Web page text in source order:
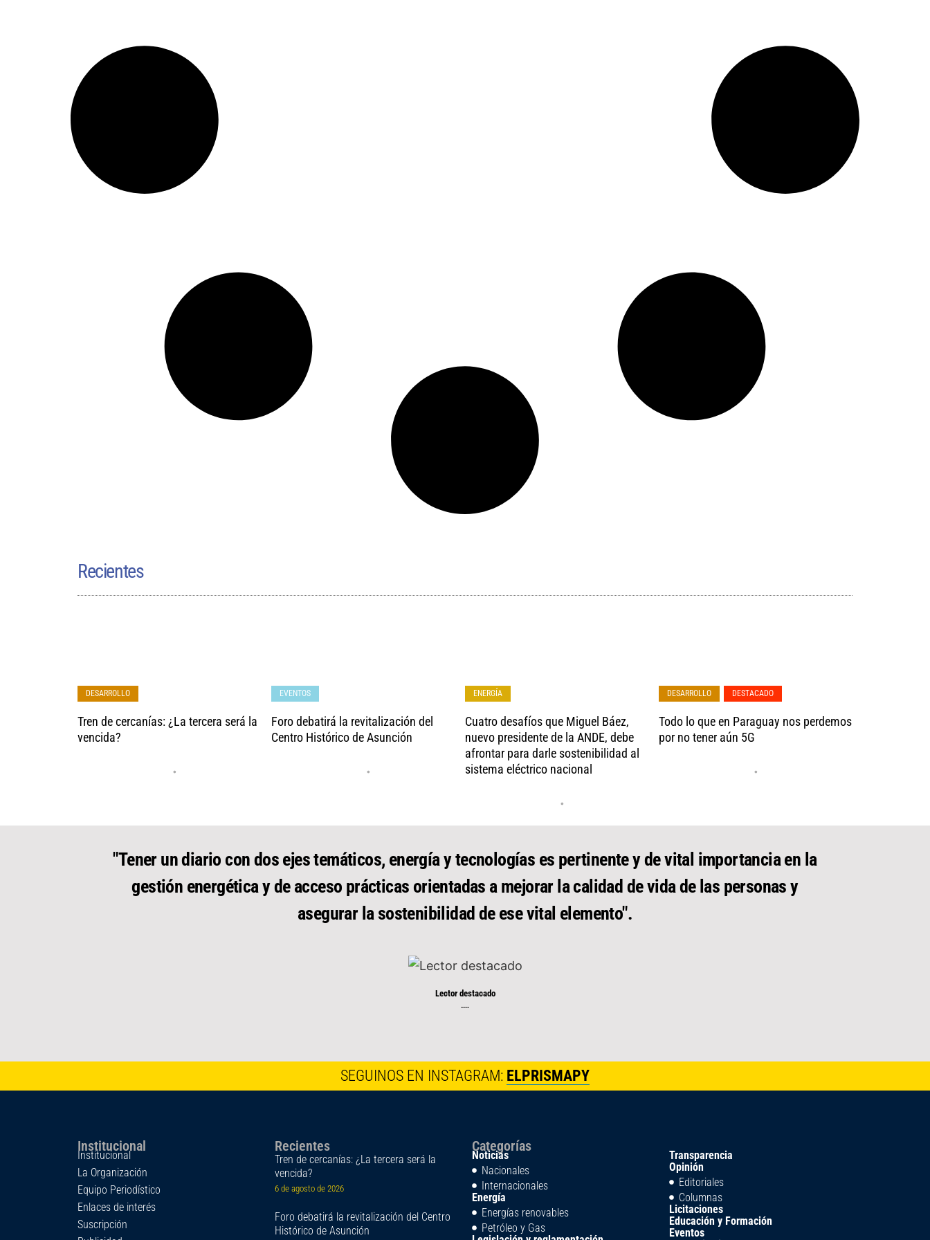
Recientes
Tren de cercanías: ¿La tercera será la
vencida?
•
DESARROLLO
Foro debatirá la revitalización del
Centro Histórico de Asunción
•
EVENTOS
Cuatro desafíos que Miguel Báez,
nuevo presidente de la ANDE, debe
afrontar para darle sostenibilidad al
sistema eléctrico nacional
•
ENERGÍA
Todo lo que en Paraguay nos perdemos
por no tener aún 5G
•
DESARROLLO DESTACADO
"Tener un diario con dos ejes temáticos, energía y tecnologías es pertinente y de vital importancia en la
gestión energética y de acceso prácticas orientadas a mejorar la calidad de vida de las personas y
asegurar la sostenibilidad de ese vital elemento".
Lector destacado
----
SEGUINOS EN INSTAGRAM: ELPRISMAPY
Institucional
Institucional
La Organización
Equipo Periodístico
Enlaces de interés
Suscripción
Recientes
Tren de cercanías: ¿La tercera será la
vencida?
6 de agosto de 2026
Foro debatirá la revitalización del Centro
Histórico de Asunción
Categorías
Noticias
Nacionales
Internacionales
Energía
Energías renovables
Petróleo y Gas
Transparencia
Opinión
Editoriales
Columnas
Licitaciones
Educación y Formación
Eventos